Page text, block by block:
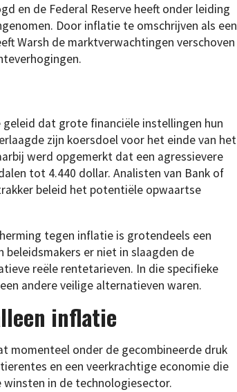
en de Federal Reserve heeft onder leiding
Door inflatie te omschrijven als een
Warsh de marktverwachtingen verschoven
dat grote financiële instellingen hun
zijn koersdoel voor het einde van het
werd opgemerkt dat een agressievere
tot 4.440 dollar. Analisten van Bank of
beleid het potentiële opwaartse
tegen inflatie is grotendeels een
er niet in slaagden de
reële rentetarieven. In die specifieke
andere veilige alternatieven waren.
inflatie
momenteel onder de gecombineerde druk
en een veerkrachtige economie die
in de technologiesector.